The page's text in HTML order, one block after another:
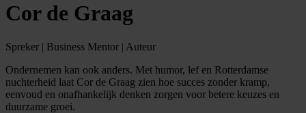
Cor de Graag
Spreker | Business Mentor | Auteur
Ondernemen kan ook anders. Met humor, lef en Rotterdamse
nuchterheid laat Cor de Graag zien hoe succes zonder kramp,
eenvoud en onafhankelijk denken zorgen voor betere keuzes en
duurzame groei.